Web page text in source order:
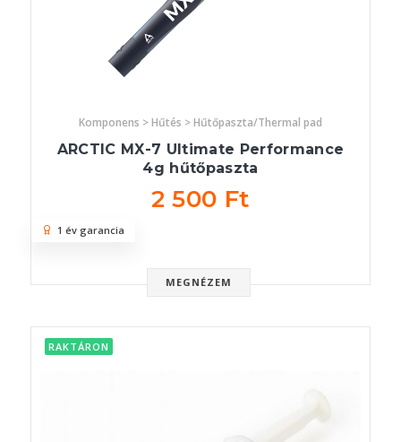
Komponens > Hűtés > Hűtőpaszta/Thermal pad
ARCTIC MX-7 Ultimate Performance
4g hűtőpaszta
2 500 Ft
MEGNÉZEM
1 év garancia
RAKTÁRON